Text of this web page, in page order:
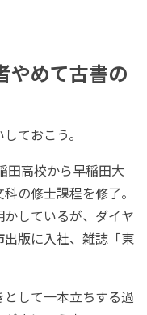
やめて古書の
ておこう。
田高校から早稲田大
の修士課程を修了。
しているが、ダイヤ
版に入社、雑誌「東
して一本立ちする過